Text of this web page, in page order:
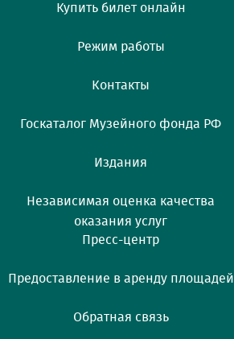
Купить билет онлайн
Режим работы
Контакты
Госкаталог Музейного фонда РФ
Издания
Независимая оценка качества
оказания услуг
Пресс-центр
Предоставление в аренду площадей
Обратная связь